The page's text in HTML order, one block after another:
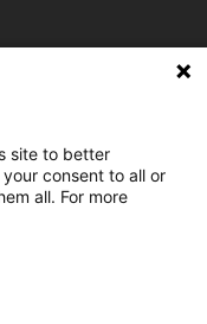
site to better
consent to all or
all. For more